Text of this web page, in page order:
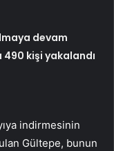
devam
kişi yakalandı
indirmesinin
Gültepe, bunun